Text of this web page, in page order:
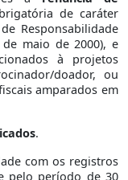
de caráter
Responsabilidade
de maio de 2000), e
à projetos
doador, ou
amparados em
.
com os registros
pelo período de 30